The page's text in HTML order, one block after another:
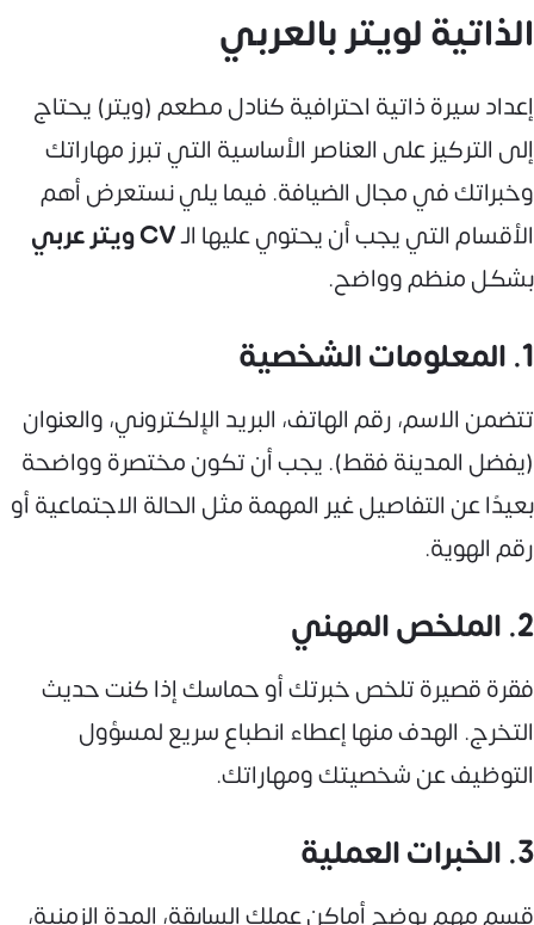
الذاتية لويتر بالعربي
إعداد سيرة ذاتية احترافية كنادل مطعم (ويتر) يحتاج
إلى التركيز على العناصر الأساسية التي تبرز مهاراتك
وخبراتك في مجال الضيافة. فيما يلي نستعرض أهم
الأقسام التي يجب أن يحتوي عليها الـCV ويتر عربي
بشكل منظم وواضح.
1. المعلومات الشخصية
تتضمن الاسم، رقم الهاتف، البريد الإلكتروني، والعنوان
(يفضل المدينة فقط). يجب أن تكون مختصرة وواضحة
بعيدًا عن التفاصيل غير المهمة مثل الحالة الاجتماعية أو
رقم الهوية.
2. الملخص المهني
فقرة قصيرة تلخص خبرتك أو حماسك إذا كنت حديث
التخرج. الهدف منها إعطاء انطباع سريع لمسؤول
التوظيف عن شخصيتك ومهاراتك.
3. الخبرات العملية
قسم مهم يوضح أماكن عملك السابقة، المدة الزمنية،